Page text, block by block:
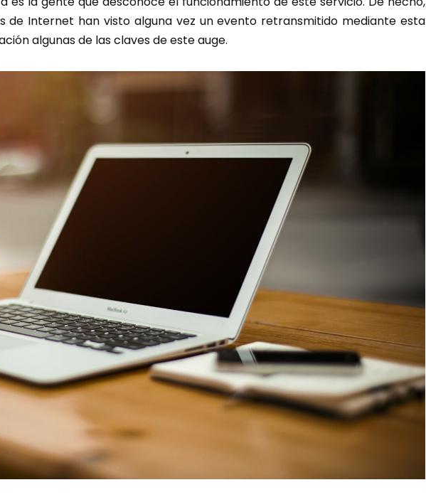
de Internet han visto alguna vez un evento retransmitido mediante esta
algunas de las claves de este auge.